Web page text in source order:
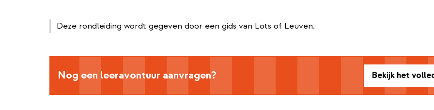
Deze rondleiding wordt gegeven door een gids van Lots of Leuven.
Bekijk het
Nog een leeravontuur aanvragen?